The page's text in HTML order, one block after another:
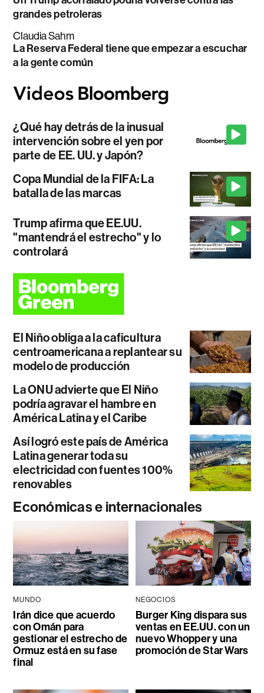
grandes petroleras
Claudia Sahm
La Reserva Federal tiene que empezar a escuchar
a la gente común
¿Qué hay detrás de la inusual
intervención sobre el yen por
parte de EE. UU. y Japón?
Copa Mundial de la FIFA: La
batalla de las marcas
Trump afirma que EE.UU.
"mantendrá el estrecho" y lo
controlará
El Niño obliga a la caficultura
centroamericana a replantear su
modelo de producción
La ONU advierte que El Niño
podría agravar el hambre en
América Latina y el Caribe
Así logró este país de América
Latina generar toda su
electricidad con fuentes 100%
renovables
Económicas e internacionales
MUNDO
Irán dice que acuerdo
con Omán para
gestionar el estrecho de
Ormuz está en su fase
final
NEGOCIOS
Burger King dispara sus
ventas en EE.UU. con un
nuevo Whopper y una
promoción de Star Wars